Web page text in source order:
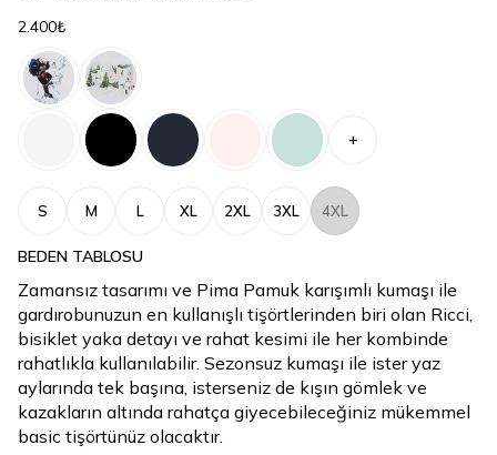
2.400₺
+
S M L XL 2XL 3XL 4XL
BEDEN TABLOSU
Zamansız tasarımı ve Pima Pamuk karışımlı kumaşı ile
gardırobunuzun en kullanışlı tişörtlerinden biri olan Ricci,
bisiklet yaka detayı ve rahat kesimi ile her kombinde
rahatlıkla kullanılabilir. Sezonsuz kumaşı ile ister yaz
aylarında tek başına, isterseniz de kışın gömlek ve
kazakların altında rahatça giyecebileceğiniz mükemmel
basic tişörtünüz olacaktır.